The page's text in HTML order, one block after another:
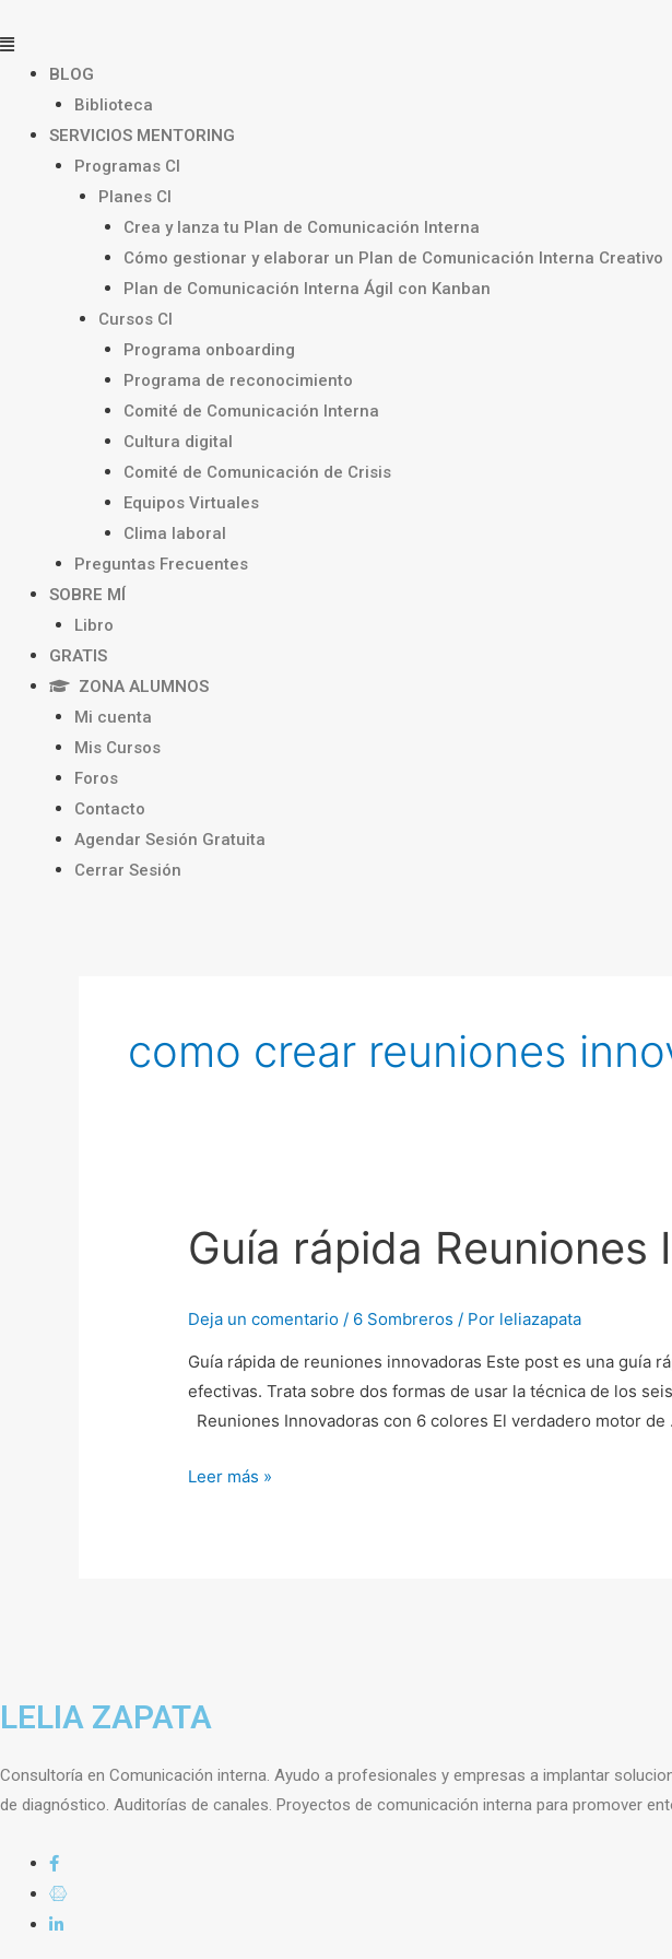
al
contenido
BLOG
Biblioteca
SERVICIOS MENTORING
Programas CI
Planes CI
Crea y lanza tu Plan de Comunicación Interna
Cómo gestionar y elaborar un Plan de Comunicación Interna Creativo
Plan de Comunicación Interna Ágil con Kanban
Cursos CI
Programa onboarding
Programa de reconocimiento
Comité de Comunicación Interna
Cultura digital
Comité de Comunicación de Crisis
Equipos Virtuales
Clima laboral
Preguntas Frecuentes
SOBRE MÍ
Libro
GRATIS
ZONA ALUMNOS
Mi cuenta
Mis Cursos
Foros
Contacto
Agendar Sesión Gratuita
Cerrar Sesión
como crear reuniones
Guía rápida Reuniones
Deja un comentario / 6 Sombreros / Por leliazapata
Guía rápida de reuniones innovadoras Este post es una guía
efectivas. Trata sobre dos formas de usar la técnica de los
Reuniones Innovadoras con 6 colores El verdadero motor de
Guía
rápida
Innovadoras
Leer más »
LELIA ZAPATA
Consultoría en Comunicación interna. Ayudo a profesionales y empresas a implantar
de diagnóstico. Auditorías de canales. Proyectos de comunicación interna para promover